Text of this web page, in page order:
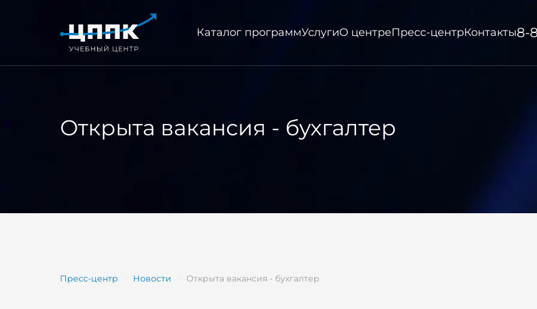
Каталог программУслугиО центреПресс-центрКонтакты8-
Открыта вакансия - бухгалтер
Пресс-центр Новости Открыта вакансия - бухгалтер